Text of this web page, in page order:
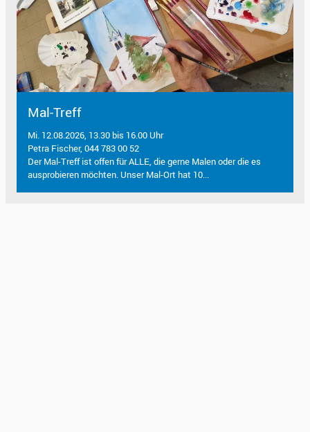
Mal-Treff
Mi. 12.08.2026, 13.30 bis 16.00 Uhr
Petra Fischer, 044 783 00 52
Der Mal-Treff ist offen für ALLE, die gerne Malen oder die es
ausprobieren möchten. Unser Mal-Ort hat 10...